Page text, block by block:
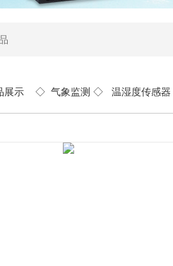
展示 ◇ 气象监测 ◇ 温湿度传感器